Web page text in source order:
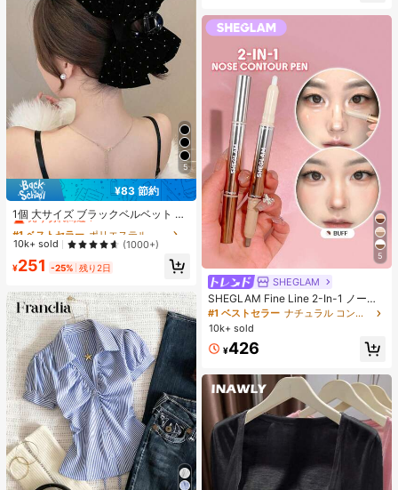
5
¥83 節約
1個 大サイズ ブラックベルベット リ
ボン ヘアクリップ クリスタルライン
ストーン装飾付き、エレガントな二
重レイヤー フロック加工リボン レデ
ィース用
#1 ベストセラー
ポリエステル 髪の爪
売り切れ間近！
#1 ベストセラー
売り切れ間近！
#1 ベストセラー
売り切れ間近！
#1 ベストセラー
売り切れ間近！
10k+ sold (1000+)
¥251 -25% 残り2日
5
SHEGLAM
SHEGLAM Fine Line 2-In-1 ノーズ
コンター&ハイライトペン-Buff ノー
ズシャドウ シェーディング 女性と女
の子のためのブランドビューティー
コスメメイクアップ
#1 ベストセラー
ナチュラル コントゥア＆ブロンザー
10k+ sold
¥426